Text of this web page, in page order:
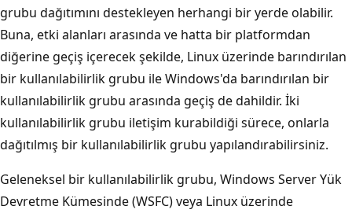
grubu dağıtımını destekleyen herhangi bir yerde olabilir.
Buna, etki alanları arasında ve hatta bir platformdan
diğerine geçiş içerecek şekilde, Linux üzerinde barındırılan
bir kullanılabilirlik grubu ile Windows'da barındırılan bir
kullanılabilirlik grubu arasında geçiş de dahildir. İki
kullanılabilirlik grubu iletişim kurabildiği sürece, onlarla
dağıtılmış bir kullanılabilirlik grubu yapılandırabilirsiniz.
Geleneksel bir kullanılabilirlik grubu, Windows Server Yük
Devretme Kümesinde (WSFC) veya Linux üzerinde